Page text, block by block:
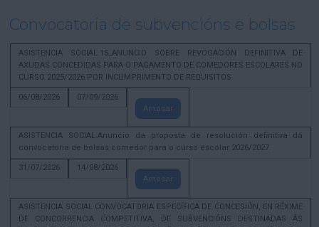
Convocatoria de subvencións e bolsas
ASISTENCIA SOCIAL.15_ANUNCIO SOBRE REVOGACIÓN DEFINITIVA DE
AXUDAS CONCEDIDAS PARA O PAGAMENTO DE COMEDORES ESCOLARES NO
CURSO 2025/2026 POR INCUMPRIMENTO DE REQUISITOS
06/08/2026
07/09/2026
Amosar
ASISTENCIA SOCIAL.Anuncio da proposta de resolución definitiva dá
convocatoria de bolsas comedor para o curso escolar 2026/2027.
31/07/2026
14/08/2026
Amosar
ASISTENCIA SOCIAL CONVOCATORIA ESPECÍFICA DE CONCESIÓN, EN RÉXIME
DE CONCORRENCIA COMPETITIVA, DE SUBVENCIÓNS DESTINADAS ÁS